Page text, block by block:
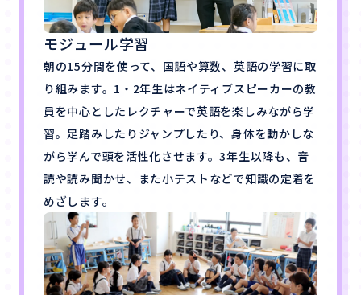
モジュール学習
朝の15分間を使って、国語や算数、英語の学習に取
り組みます。1・2年生はネイティブスピーカーの教
員を中心としたレクチャーで英語を楽しみながら学
習。足踏みしたりジャンプしたり、身体を動かしな
がら学んで頭を活性化させます。3年生以降も、音
読や読み聞かせ、また小テストなどで知識の定着を
めざします。